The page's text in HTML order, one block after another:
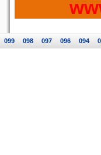
099 098 097 096 094